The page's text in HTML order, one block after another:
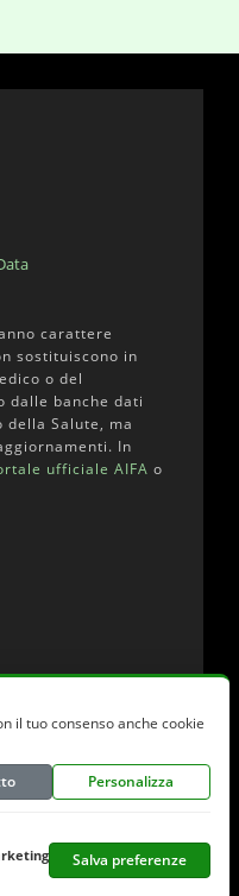
carattere
sostituiscono in
o del
dalle banche dati
della Salute, ma
In
ufficiale AIFA o
Dati farmaci:AIFA
4.0)
il tuo consenso anche cookie
Personalizza
Salva preferenze